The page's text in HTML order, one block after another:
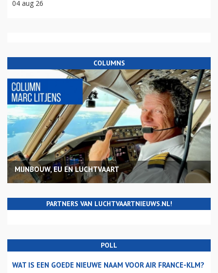
04 aug 26
COLUMNS
MIJNBOUW, EU EN LUCHTVAART
PARTNERS VAN LUCHTVAARTNIEUWS.NL!
POLL
WAT IS EEN GOEDE NIEUWE NAAM VOOR AIR FRANCE-KLM?